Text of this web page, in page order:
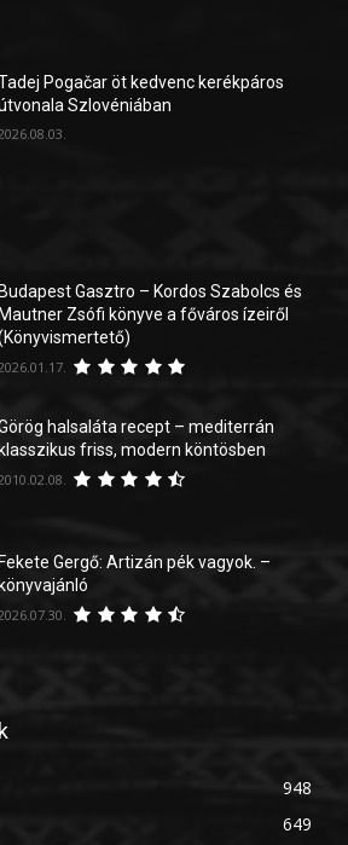
Pogačar öt kedvenc kerékpáros
Szlovéniában
Budapest Gasztro – Kordos Szabolcs és
Mautner Zsófi könyve a főváros ízeiről
halsaláta recept – mediterrán
klasszikus friss, modern köntösben
Fekete Gergő: Artizán pék vagyok. –
könyvajánló
948
649